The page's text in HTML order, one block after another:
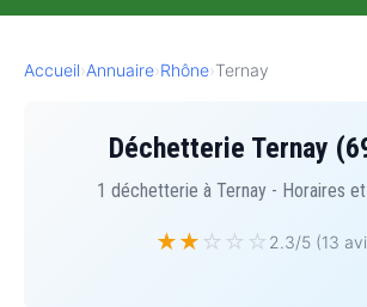
Accueil›Annuaire›Rhône›Ternay
Déchetterie Ternay
1 déchetterie à Ternay - Horaires
★★ ☆ ☆ ☆ 2.3/5 (13